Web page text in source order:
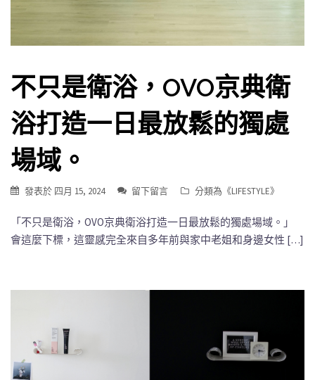
不只是衛浴，OVO京典衛
浴打造一日最放鬆的獨處
場域。
發表於 四月 15, 2024 留下留言 分類為《LIFESTYLE》
「不只是衛浴，OVO京典衛浴打造一日最放鬆的獨處場域。」
會這麼下標，這靈感完全來自多年前與家中老姐和身邊女性 […]